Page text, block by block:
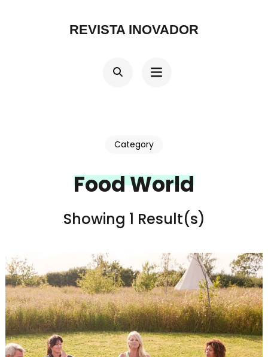
REVISTA INOVADOR
Category
Food World
Showing 1 Result(s)